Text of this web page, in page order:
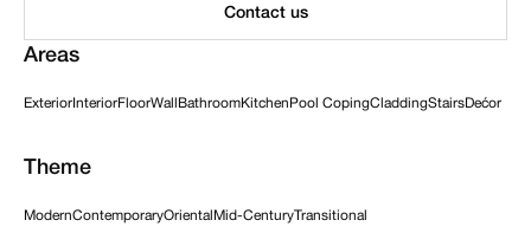
Areas
ExteriorInteriorFloorWallBathroomKitchenPool CopingCladdingStairsDećor
Theme
ModernContemporaryOrientalMid-CenturyTransitional